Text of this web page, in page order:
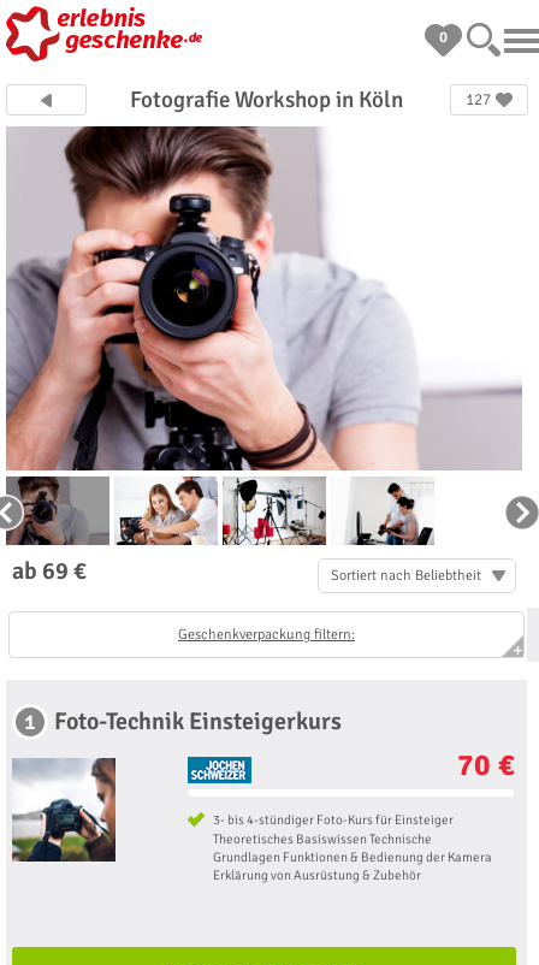
0
Fotografie Workshop in Köln 127
ab 69 € Sortiert nach Beliebtheit
Geschenkverpackung filtern:
1 Foto-Technik Einsteigerkurs
70 €
3- bis 4-stündiger Foto-Kurs für Einsteiger
Theoretisches Basiswissen Technische
Grundlagen Funktionen & Bedienung der Kamera
Erklärung von Ausrüstung & Zubehör